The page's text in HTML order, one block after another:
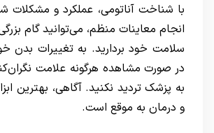
با شناخت آناتومی، عملکرد و مشکلات
انجام معاینات منظم، می‌توانید گام
سلامت خود بردارید. به تغییرات بدن
در صورت مشاهده هرگونه علامت
به پزشک تردید نکنید. آگاهی، بهترین
و درمان به موقع است.